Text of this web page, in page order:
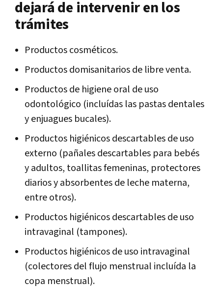
dejará de intervenir en los
trámites
Productos cosméticos.
Productos domisanitarios de libre venta.
Productos de higiene oral de uso
odontológico (incluídas las pastas dentales
y enjuagues bucales).
Productos higiénicos descartables de uso
externo (pañales descartables para bebés
y adultos, toallitas femeninas, protectores
diarios y absorbentes de leche materna,
entre otros).
Productos higiénicos descartables de uso
intravaginal (tampones).
Productos higiénicos de uso intravaginal
(colectores del flujo menstrual incluída la
copa menstrual).